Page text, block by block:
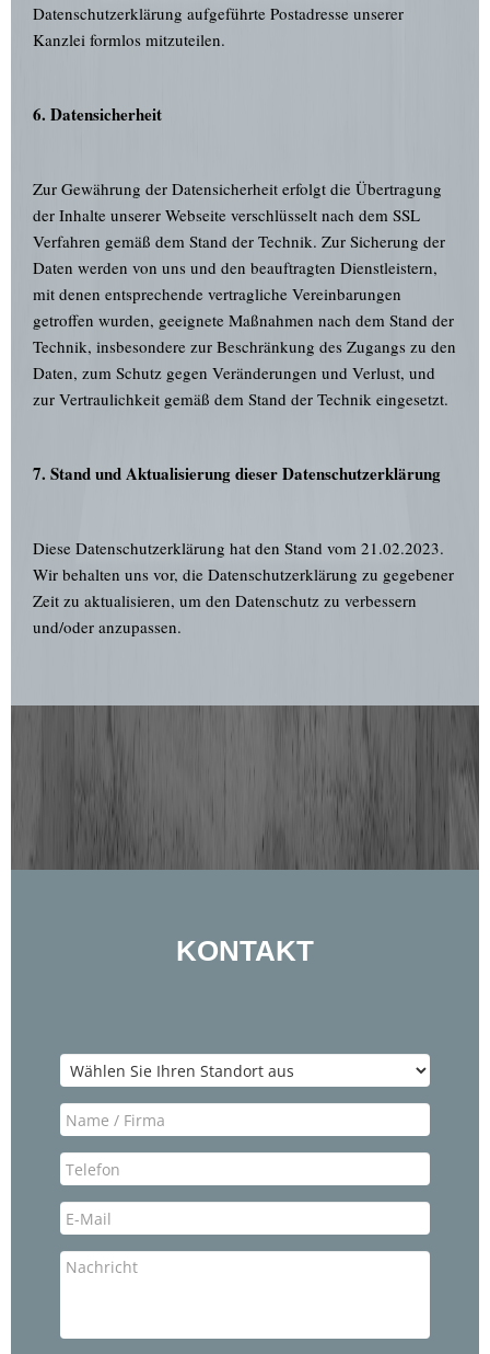
Datenschutzerklärung aufgeführte Postadresse unserer
Kanzlei formlos mitzuteilen.
6. Datensicherheit
Zur Gewährung der Datensicherheit erfolgt die Übertragung
der Inhalte unserer Webseite verschlüsselt nach dem SSL
Verfahren gemäß dem Stand der Technik. Zur Sicherung der
Daten werden von uns und den beauftragten Dienstleistern,
mit denen entsprechende vertragliche Vereinbarungen
getroffen wurden, geeignete Maßnahmen nach dem Stand der
Technik, insbesondere zur Beschränkung des Zugangs zu den
Daten, zum Schutz gegen Veränderungen und Verlust, und
zur Vertraulichkeit gemäß dem Stand der Technik eingesetzt.
7. Stand und Aktualisierung dieser Datenschutzerklärung
Diese Datenschutzerklärung hat den Stand vom 21.02.2023.
Wir behalten uns vor, die Datenschutzerklärung zu gegebener
Zeit zu aktualisieren, um den Datenschutz zu verbessern
und/oder anzupassen.
KONTAKT